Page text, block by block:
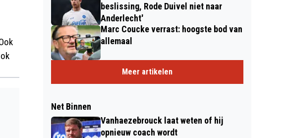
beslissing, Rode Duivel niet naar
Anderlecht'
Marc Coucke verrast: hoogste bod van
allemaal
Meer artikelen
Net Binnen
Vanhaezebrouck laat weten of hij
opnieuw coach wordt